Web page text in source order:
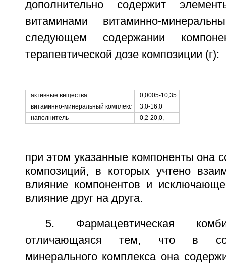
дополнительно содержит
витаминами витаминно-
следующем содержании
терапевтической дозе композиции (г):
активные вещества
0,0005-10,35
витаминно-минеральный комплекс
3,0-16,0
наполнитель
0,2-20,0,
при этом указанные компоненты она
композиций, в которых учтено
влияние компонентов и
влияние друг на друга.
5. Фармацевтическая
отличающаяся тем, что в
минерального комплекса она